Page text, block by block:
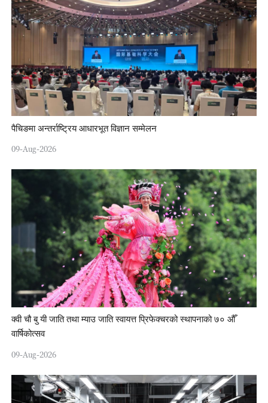
पैचिङमा अन्तर्राष्ट्रिय आधारभूत विज्ञान सम्मेलन
09-Aug-2026
क्वी चौ बु यी जाति तथा म्याउ जाति स्वायत्त प्रिफेक्चरको स्थापनाको ७० औँ
वार्षिकोत्सव
09-Aug-2026